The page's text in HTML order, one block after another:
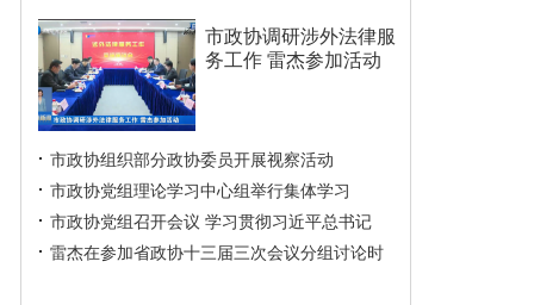
市政协调研涉外法律服
务工作 雷杰参加活动
市政协组织部分政协委员开展视察活动
市政协党组理论学习中心组举行集体学习
市政协党组召开会议 学习贯彻习近平总书记
雷杰在参加省政协十三届三次会议分组讨论时